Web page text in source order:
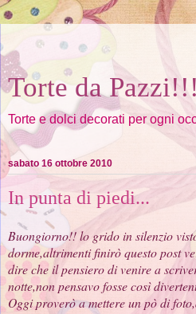
Torte da Pazzi!!!
Torte e dolci decorati per ogni
sabato 16 ottobre 2010
In punta di piedi...
Buongiorno!! lo grido in silenzio
dorme,altrimenti finirò questo post
dire che il pensiero di venire a
notte,non pensavo fosse così
Oggi proverò a mettere un pò di